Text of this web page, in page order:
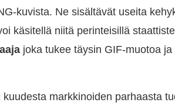
kuvista. Ne sisältävät useita
käsitellä niitä perinteisillä
joka tukee täysin GIF-muotoa
markkinoiden parhaasta